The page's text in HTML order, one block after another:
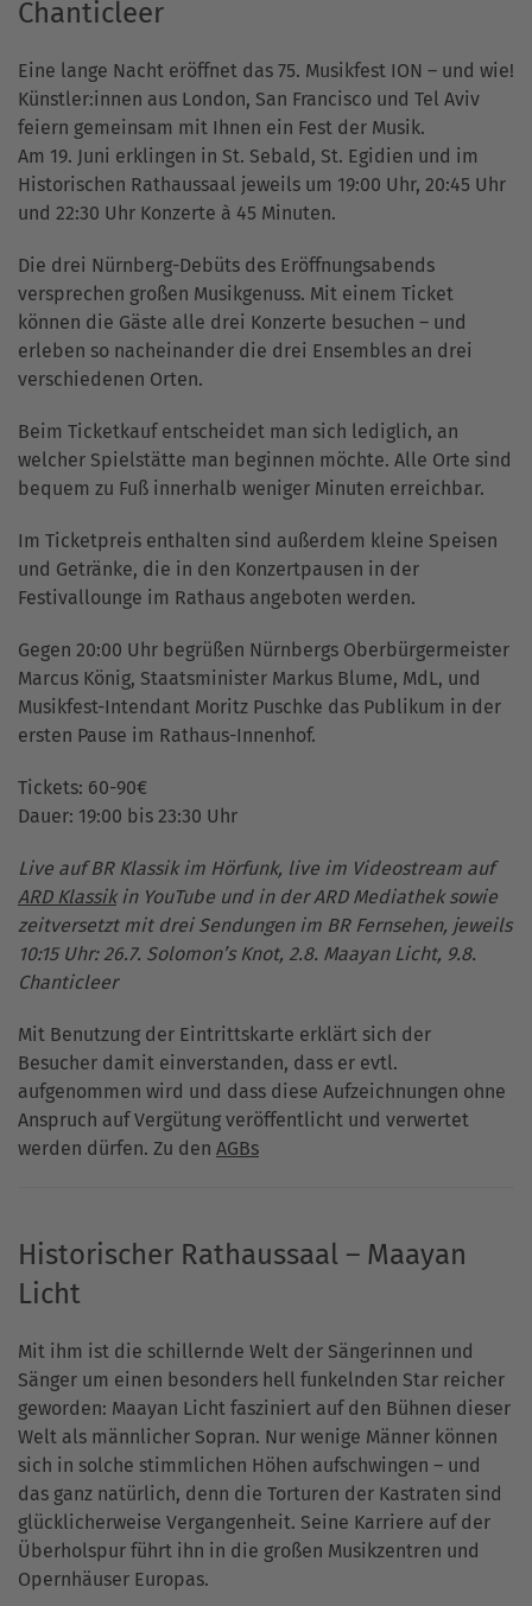
Chanticleer
Eine lange Nacht eröffnet das 75. Musikfest ION – und wie!
Künstler:innen aus London, San Francisco und Tel Aviv
feiern gemeinsam mit Ihnen ein Fest der Musik.
Am 19. Juni erklingen in St. Sebald, St. Egidien und im
Historischen Rathaussaal jeweils um 19:00 Uhr, 20:45 Uhr
und 22:30 Uhr Konzerte à 45 Minuten.
Die drei Nürnberg-Debüts des Eröffnungsabends
versprechen großen Musikgenuss. Mit einem Ticket
können die Gäste alle drei Konzerte besuchen – und
erleben so nacheinander die drei Ensembles an drei
verschiedenen Orten.
Beim Ticketkauf entscheidet man sich lediglich, an
welcher Spielstätte man beginnen möchte. Alle Orte sind
bequem zu Fuß innerhalb weniger Minuten erreichbar.
Im Ticketpreis enthalten sind außerdem kleine Speisen
und Getränke, die in den Konzertpausen in der
Festivallounge im Rathaus angeboten werden.
Gegen 20:00 Uhr begrüßen Nürnbergs Oberbürgermeister
Marcus König, Staatsminister Markus Blume, MdL, und
Musikfest-Intendant Moritz Puschke das Publikum in der
ersten Pause im Rathaus-Innenhof.
Tickets: 60-90€
Dauer: 19:00 bis 23:30 Uhr
Live auf BR Klassik im Hörfunk, live im Videostream auf
ARD Klassikin YouTube und in der ARD Mediathek sowie
zeitversetzt mit drei Sendungen im BR Fernsehen, jeweils
10:15 Uhr: 26.7. Solomon’s Knot, 2.8. Maayan Licht, 9.8.
Chanticleer
Mit Benutzung der Eintrittskarte erklärt sich der
Besucher damit einverstanden, dass er evtl.
aufgenommen wird und dass diese Aufzeichnungen ohne
Anspruch auf Vergütung veröffentlicht und verwertet
werden dürfen. Zu den AGBs
Historischer Rathaussaal – Maayan
Licht
Mit ihm ist die schillernde Welt der Sängerinnen und
Sänger um einen besonders hell funkelnden Star reicher
geworden: Maayan Licht fasziniert auf den Bühnen dieser
Welt als männlicher Sopran. Nur wenige Männer können
sich in solche stimmlichen Höhen aufschwingen – und
das ganz natürlich, denn die Torturen der Kastraten sind
glücklicherweise Vergangenheit. Seine Karriere auf der
Überholspur führt ihn in die großen Musikzentren und
Opernhäuser Europas.